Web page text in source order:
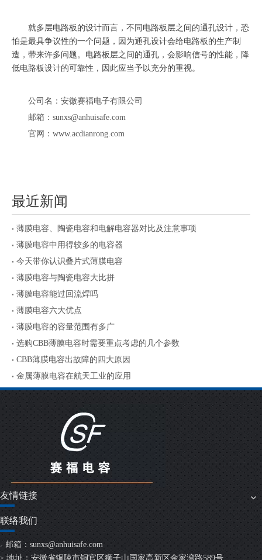
就多层电路板的设计而言，不同电路板层之间的通孔设计，恐
怕是最具争议性的一个问题，因为通孔设计会给电路板的生产制
造，带来许多问题。电路板层之间的通孔，会影响信号的性能，降
低电路板设计的可靠性，因此应当予以充分的重视。
公司名：安徽赛福电子有限公司
邮箱：sunxs@anhuisafe.com
官网：www.acdianrong.com
最近新闻
薄膜电容、陶瓷电容和电解电容器对比及注意事项
薄膜电容中用得较多的电容器
今天带你认识叠片式薄膜电容
薄膜电容与陶瓷电容大比拼
薄膜电容能过回流焊吗
薄膜电容六大优点
薄膜电容的容量范围有多广
选购CBB薄膜电容时需要重点考虑的几个参数
CBB薄膜电容出故障的四大原因
金属薄膜电容在航天工业的应用
友情链接
联络我们
> 邮箱： sunxs@anhuisafe.com
> 地址：安徽省铜陵市铜官区狮子山国家高新区金家湾路589号